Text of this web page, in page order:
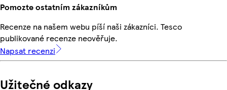
Pomozte ostatním zákazníkům
Recenze na našem webu píší naši zákazníci. Tesco
publikované recenze neověřuje.
Napsat recenzi
Užitečné odkazy